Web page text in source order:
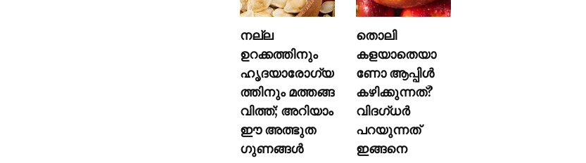
നല്ല
ഉറക്കത്തിനും
ഹൃദയാരോഗ്യ
ത്തിനും മത്തങ്ങ
വിത്ത്; അറിയാം
ഈ അത്ഭുത
ഗുണങ്ങള്‍
തൊലി
കളയാതെയാ
ണോ ആപ്പിള്‍
കഴിക്കുന്നത്?
വിദഗ്ധര്‍
പറയുന്നത്
ഇങ്ങനെ